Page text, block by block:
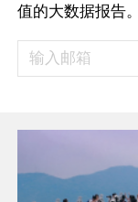
值的大数据报告。